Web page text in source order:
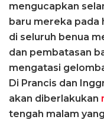
mengucapkan
baru mereka pada
di seluruh benua
dan pembatasan
mengatasi
Di Prancis dan
akan diberlakukan
tengah malam